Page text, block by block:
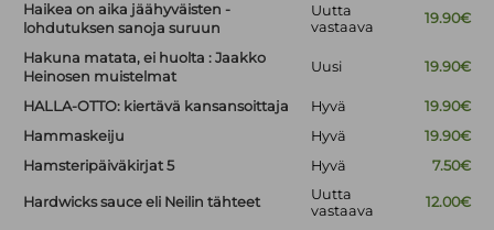
Haikea on aika jäähyväisten -
lohdutuksen sanoja suruun
Uutta
vastaava
19.90€
Hakuna matata, ei huolta : Jaakko
Heinosen muistelmat
Uusi 19.90€
HALLA-OTTO: kiertävä kansansoittaja Hyvä
19.90€
Hammaskeiju
Hyvä
19.90€
Hamsteripäiväkirjat 5
Hyvä 7.50€
Hardwicks sauce eli Neilin tähteet
Uutta
vastaava
12.00€